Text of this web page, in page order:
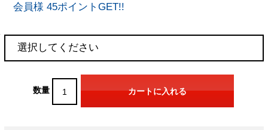
会員様 45ポイントGET!!
数量